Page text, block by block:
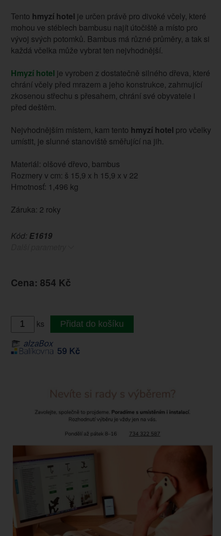
Tento hmyzí hotel je určen právě pro divoké včely, které
mohou ve stéblech bambusu najít útočiště a místo pro
vývoj svých potomků. Bambus má různé průměry, a tak si
každá včelka může vybrat ten nejvhodnější.
Hmyzí hotel je vyroben z dostatečně silného dřeva, které
chrání včely před mrazem a jeho konstrukce, zahrnující
zkosenou střechu s přesahem, chrání své obyvatele i
před deštěm.
Nejvhodnějším místem, kam tento hmyzí hotel pro včelky
umístit, je slunné stanoviště směřující na jih.
Materiál: olšové dřevo, bambus
Rozmery v cm: š 15,9 x h 15,9 x v 22
Hmotnosť: 1,496 kg
Záruka: 2 roky
Kód: E1619
Cena: 854 Kč
ks Přidat do košíku